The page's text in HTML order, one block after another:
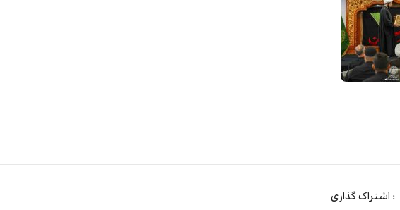
: اشتراک گذاری